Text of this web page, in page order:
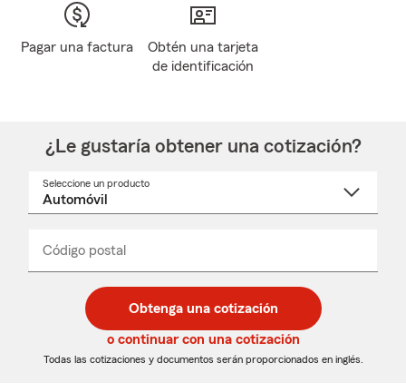
Pagar una factura
Obtén una tarjeta
de identificación
¿Le gustaría obtener una cotización?
Seleccione un producto
desplegable
Código postal
de
5
dígitos
de
5
dígitos
_____
Obtenga una cotización
o continuar con una cotización
Todas las cotizaciones y documentos serán proporcionados en inglés.